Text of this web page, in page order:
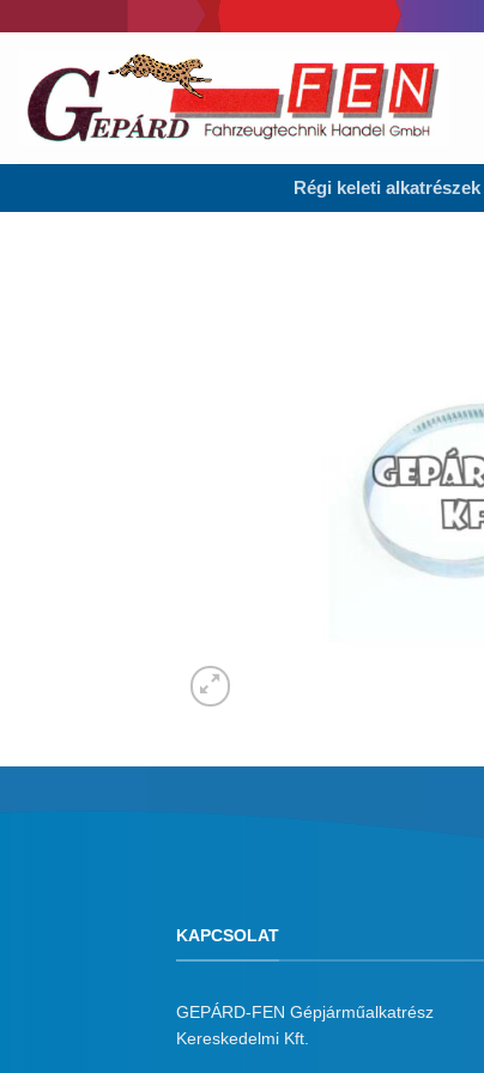
to
Régi keleti alkatrészek
KAPCSOLAT
GEPÁRD-FEN Gépjárműalkatrész
Kereskedelmi Kft.